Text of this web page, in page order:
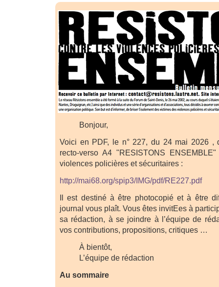
Bonjour,
Voici en PDF, le n° 227, du 24 mai 2026 ,
recto-verso A4 "RESISTONS
violences policières et sécuritaires :
http://mai68.org/spip3/IMG/pdf/RE227.pdf
Il est destiné à être photocopié et à être
journal vous plaît. Vous êtes invitEes à
sa rédaction, à se joindre à l’équipe de
vos contributions, propositions, critiques …
À bientôt,
L’équipe de rédaction
Au sommaire